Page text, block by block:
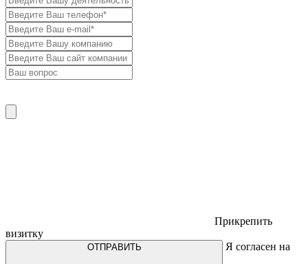
Прикрепить
визитку
ОТПРАВИТЬ Я согласен на